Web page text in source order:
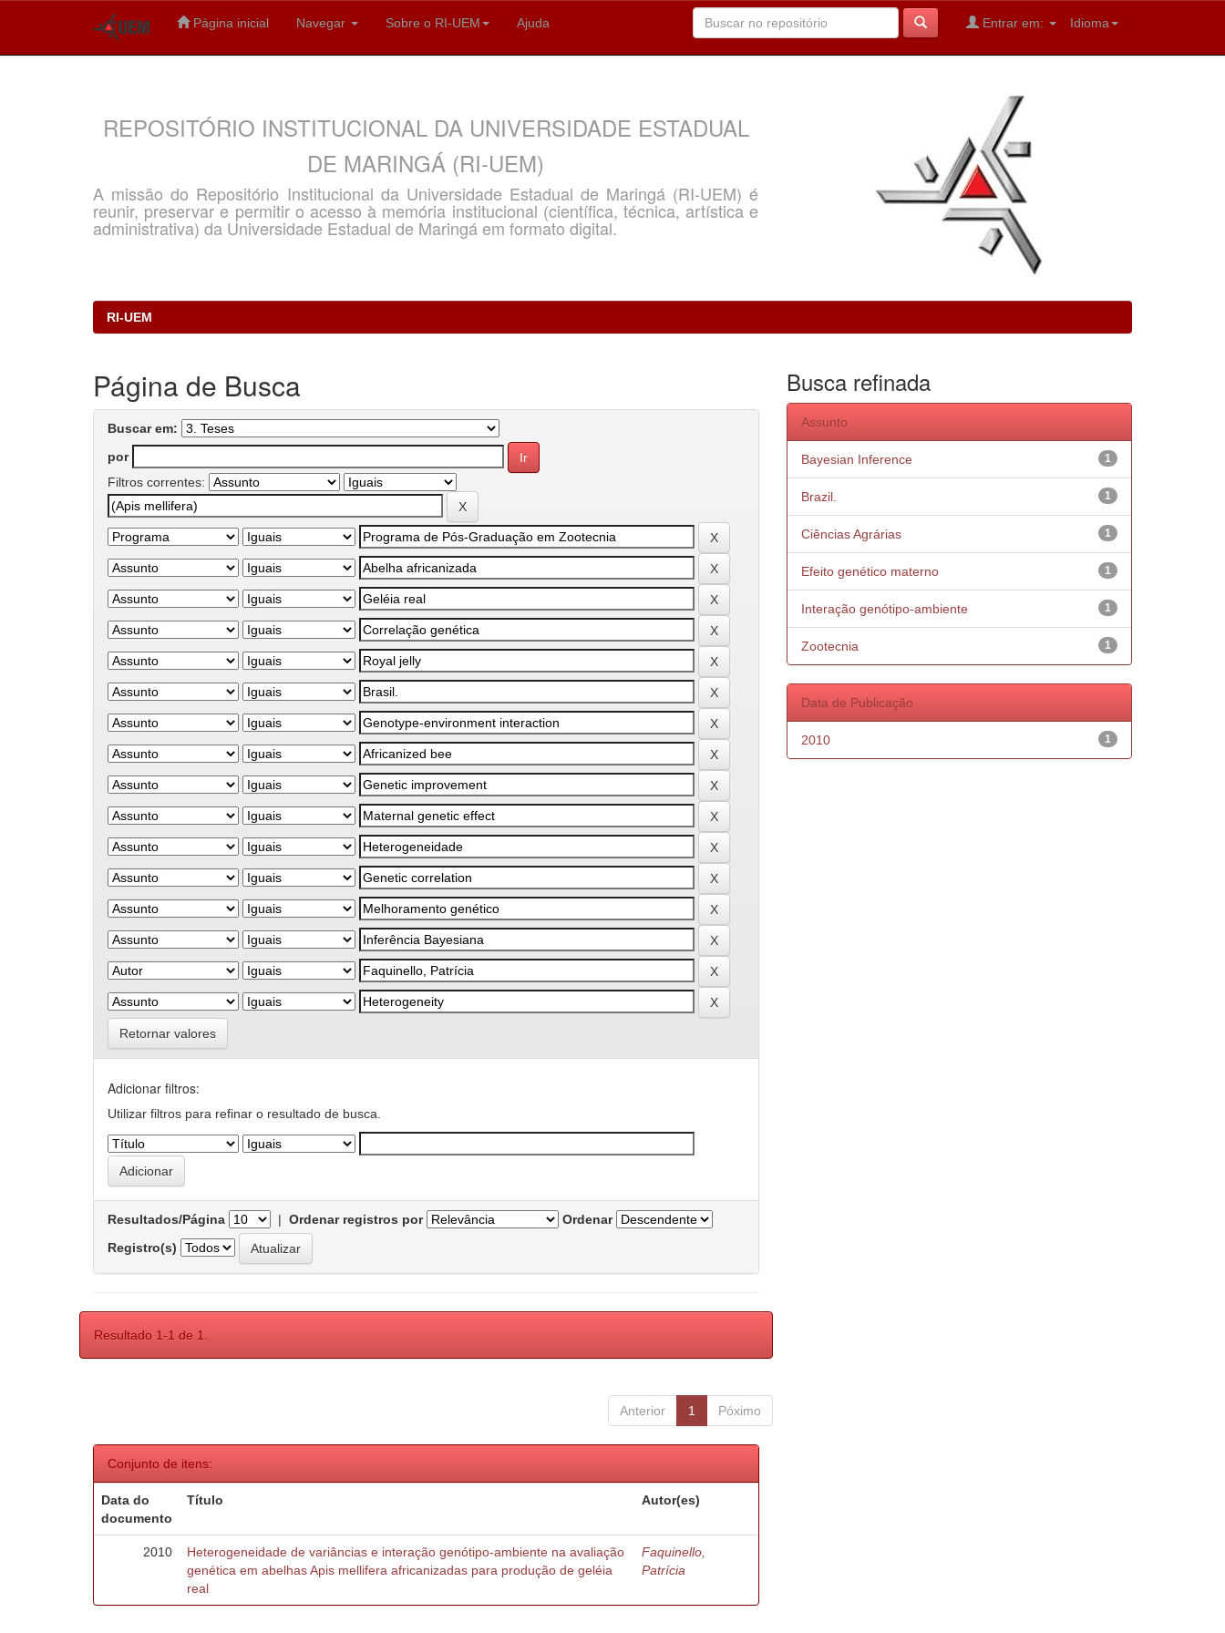
Página inicial Navegar Sobre o RI-UEM Ajuda Idioma
Entrar em:
REPOSITÓRIO INSTITUCIONAL DA UNIVERSIDADE ESTADUAL
DE MARINGÁ (RI-UEM)
A missão do Repositório Institucional da Universidade Estadual de Maringá (RI-UEM) é
reunir, preservar e permitir o acesso à memória institucional (científica, técnica, artística e
administrativa) da Universidade Estadual de Maringá em formato digital.
RI-UEM
Página de Busca
Buscar em:
por
Filtros correntes:
Retornar valores
Adicionar filtros:
Utilizar filtros para refinar o resultado de busca.
Resultados/Página | Ordenar registros por
Ordenar
Registro(s)
Resultado 1-1 de 1.
Anterior 1 Póximo
Conjunto de itens:
Data do
documento
Título Autor(es)
2010
Heterogeneidade de variâncias e interação genótipo-ambiente na avaliação
genética em abelhas Apis mellifera africanizadas para produção de geléia
real
Faquinello,
Patrícia
Busca refinada
Assunto
1
Bayesian Inference
1
Brazil.
1
Ciências Agrárias
1
Efeito genético materno
1
Interação genótipo-ambiente
1
Zootecnia
Data de Publicação
1
2010